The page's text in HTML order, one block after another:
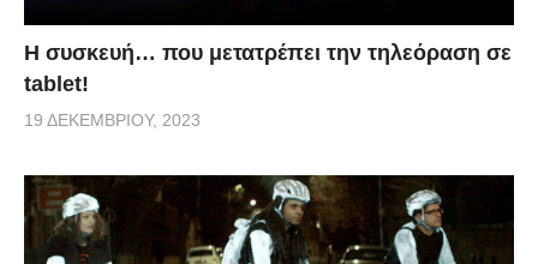
Η συσκευή… που μετατρέπει την τηλεόραση σε
tablet!
19 ΔΕΚΕΜΒΡΊΟΥ, 2023